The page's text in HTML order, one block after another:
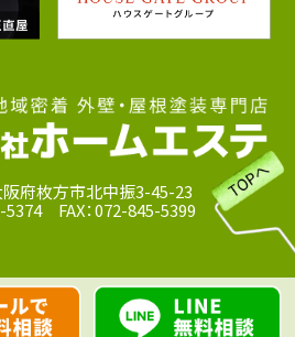
阪府枚方市北中振3-45-23
5374 FAX：072-845-5399